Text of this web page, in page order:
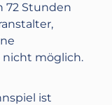
72 Stunden
nicht möglich.
ist